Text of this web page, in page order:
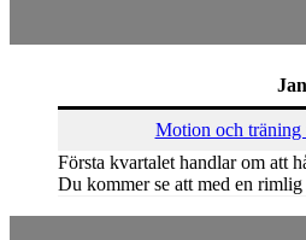
Motion och
Första kvartalet handlar om att
Du kommer se att med en